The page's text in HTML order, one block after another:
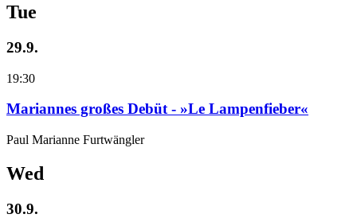
Tue
29.9.
19:30
Mariannes großes Debüt - »Le Lampenfieber«
Paul Marianne Furtwängler
Wed
30.9.